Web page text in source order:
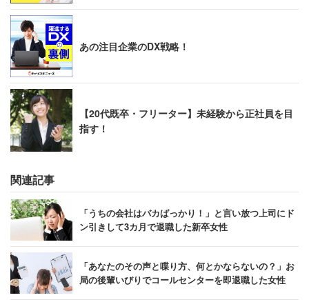
あの注目企業のDX戦略！
【20代既卒・フリーター】未経験から正社員を目
指す！
関連記事
「うちの会社はバカばっかり！」と言い放つ上司にド
ン引きして3カ月で退職した新卒女性
「あなたのその声と喋り方、何とかならないの？」お
局の後輩いびりでコールセンターを即退職した女性